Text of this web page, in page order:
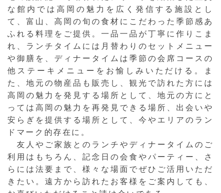
な館内では高岡の魅力を広く発信する施設とし
て、富山、高岡の旬の食材にこだわった季節感あ
ふれる料理をご提供。一品一品が丁寧に作りこま
れ、ランチタイムには月替わりのセットメニュー
や御膳を、ディナータイムは季節の会席コースの
他ステーキメニューをお愉しみいただける。ま
た、地元の物産品も販売し、観光で訪れた方には
高岡の魅力を発見する場所として、地元の方にと
っては高岡の魅力を再発見できる場所、出会いや
安らぎを提供する場所として、今やエリアのラン
ドマーク的存在に。
友人やご家族とのランチやディナータイムのご
利用はもちろん、記念日の会食やパーティー、さ
らには法要まで、様々な場面でぜひご活用いただ
きたい。遠方から訪れたお客様をご案内しても、